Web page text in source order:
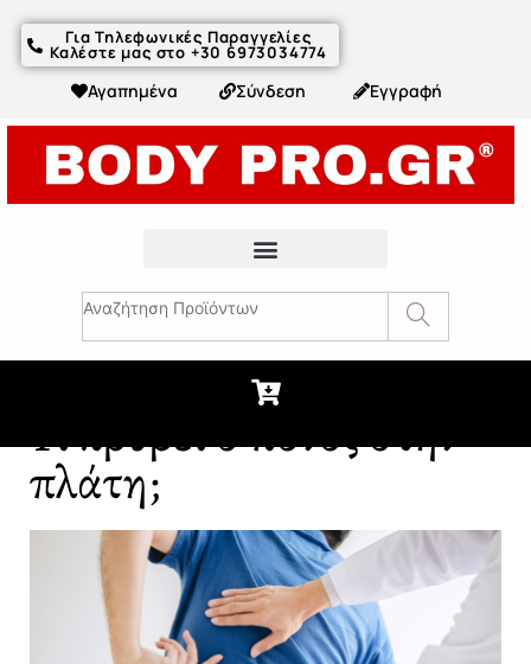
Για Τηλεφωνικές Παραγγελίες
Καλέστε μας στο +30 6973034774
Αγαπημένα Σύνδεση Εγγραφή
Τι κρύβει ο πόνος στην
πλάτη;